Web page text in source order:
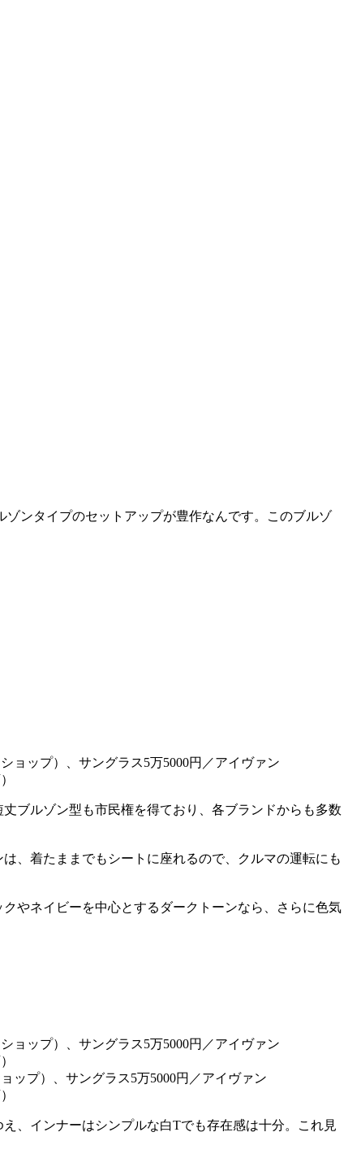
ンタイプのセットアップが豊作なんです。このブルゾ
ブルゾン型も市民権を得ており、各ブランドからも多数
、着たままでもシートに座れるので、クルマの運転にも
やネイビーを中心とするダークトーンなら、さらに色気
ップ）、サングラス5万5000円／アイヴァン
、インナーはシンプルな白Tでも存在感は十分。これ見